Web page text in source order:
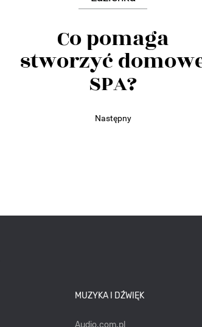
Co pomaga
stworzyć
SPA?
Następny
MUZYKA I DŹWIĘK